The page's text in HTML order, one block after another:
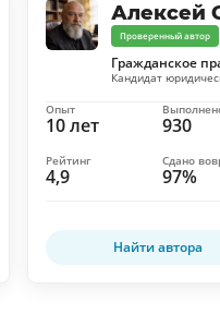
Алексей
Проверенный автор
Гражданское
Кандидат
10 лет
Опыт
930
4,9
Рейтинг
97%
Сдано
Найти автора